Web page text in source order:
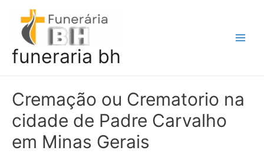
conteúdo
funeraria bh
Cremação ou Crematorio na
cidade de Padre Carvalho
em Minas Gerais